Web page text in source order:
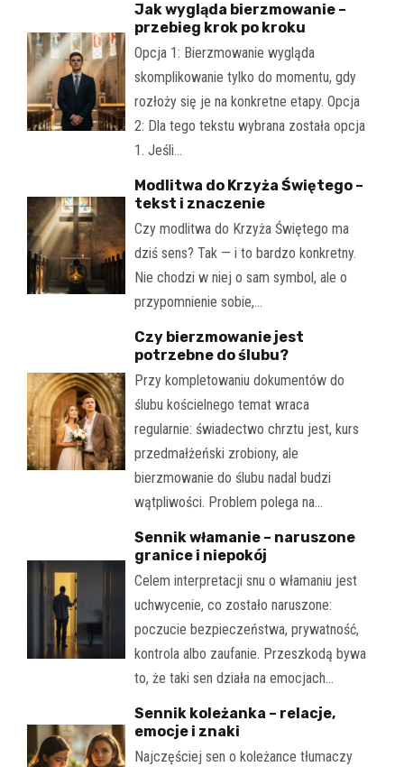
Jak wygląda bierzmowanie –
przebieg krok po kroku
Opcja 1: Bierzmowanie wygląda
skomplikowanie tylko do momentu, gdy
rozłoży się je na konkretne etapy. Opcja
2: Dla tego tekstu wybrana została opcja
1. Jeśli…
Modlitwa do Krzyża Świętego –
tekst i znaczenie
Czy modlitwa do Krzyża Świętego ma
dziś sens? Tak — i to bardzo konkretny.
Nie chodzi w niej o sam symbol, ale o
przypomnienie sobie,…
Czy bierzmowanie jest
potrzebne do ślubu?
Przy kompletowaniu dokumentów do
ślubu kościelnego temat wraca
regularnie: świadectwo chrztu jest, kurs
przedmałżeński zrobiony, ale
bierzmowanie do ślubu nadal budzi
wątpliwości. Problem polega na…
Sennik włamanie – naruszone
granice i niepokój
Celem interpretacji snu o włamaniu jest
uchwycenie, co zostało naruszone:
poczucie bezpieczeństwa, prywatność,
kontrola albo zaufanie. Przeszkodą bywa
to, że taki sen działa na emocjach…
Sennik koleżanka – relacje,
emocje i znaki
Najczęściej sen o koleżance tłumaczy